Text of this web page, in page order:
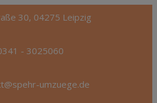
30, 04275 Leipzig
- 3025060
umzuege.de